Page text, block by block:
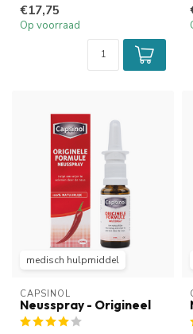
€17,75
Op voorraad
medisch hulpmiddel
CAPSINOL
Neusspray - Origineel